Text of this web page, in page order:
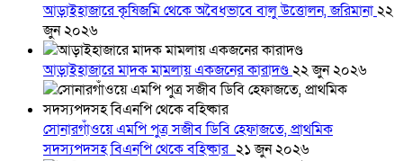
আড়াইহাজারে কৃষিজমি থেকে অবৈধভাবে বালু উত্তোলন, জরিমানা২২
জুন ২০২৬
আড়াইহাজারে মাদক মামলায় একজনের কারাদণ্ড২২ জুন ২০২৬
সোনারগাঁওয়ে এমপি পুত্র সজীব ডিবি হেফাজতে, প্রাথমিক
সদস্যপদসহ বিএনপি থেকে বহিষ্কার ২১ জুন ২০২৬